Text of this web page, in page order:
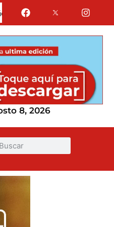
para cumplir condena
8, 2026